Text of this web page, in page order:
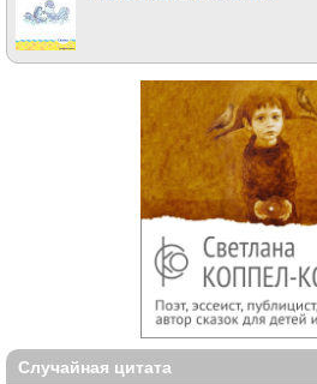
Случайная цитата